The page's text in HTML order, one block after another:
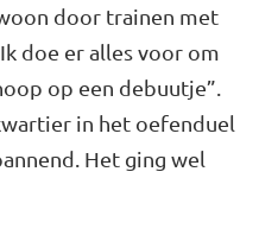
door trainen met
doe er alles voor om
op een debuutje”.
in het oefenduel
Het ging wel